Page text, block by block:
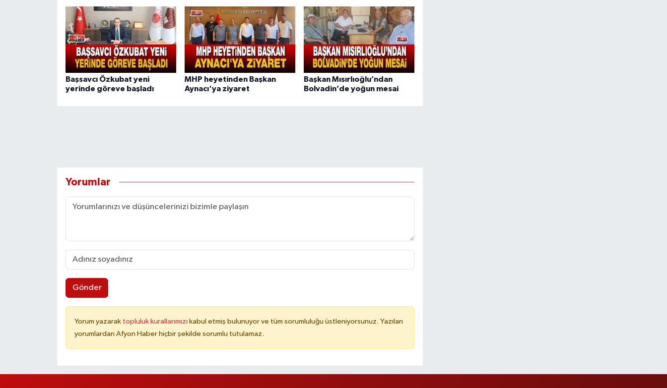
Başsavcı Özkubat yeni
yerinde göreve başladı
MHP heyetinden Başkan
Aynacı'ya ziyaret
Başkan Mısırlıoğlu’ndan
Bolvadin’de yoğun mesai
Yorumlar
Gönder
Yorum yazarak topluluk kurallarımızı kabul etmiş bulunuyor ve tüm sorumluluğu üstleniyorsunuz. Yazılan
yorumlardan Afyon Haber hiçbir şekilde sorumlu tutulamaz.